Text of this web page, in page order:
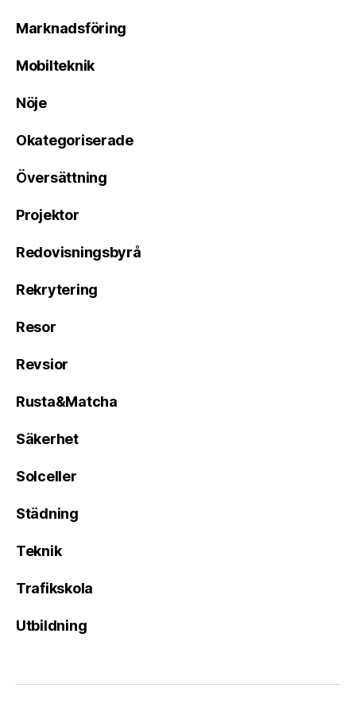
Marknadsföring
Mobilteknik
Nöje
Okategoriserade
Översättning
Projektor
Redovisningsbyrå
Rekrytering
Resor
Revsior
Rusta&Matcha
Säkerhet
Solceller
Städning
Teknik
Trafikskola
Utbildning